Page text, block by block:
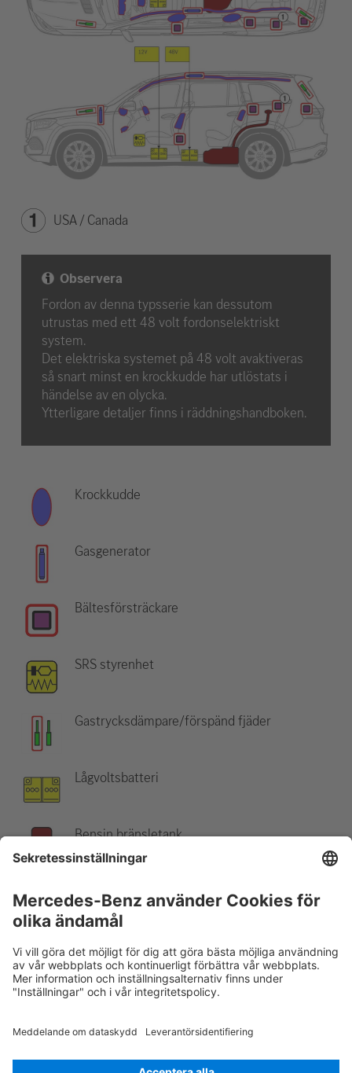
USA / Canada
Observera
Fordon av denna typsserie kan dessutom
utrustas med ett 48 volt fordonselektriskt
system.
Det elektriska systemet på 48 volt avaktiveras
så snart minst en krockkudde har utlöstats i
händelse av en olycka.
Ytterligare detaljer finns i räddningshandboken.
Krockkudde
Gasgenerator
Bältesförsträckare
SRS styrenhet
Gastrycksdämpare/förspänd fjäder
Lågvoltsbatteri
Bensin bränsletank
Observera:Mer information finns i vårräddningsguide.
Rescue Card Personbil Version 07/2026 03.0 ID-Nr.: 167.9